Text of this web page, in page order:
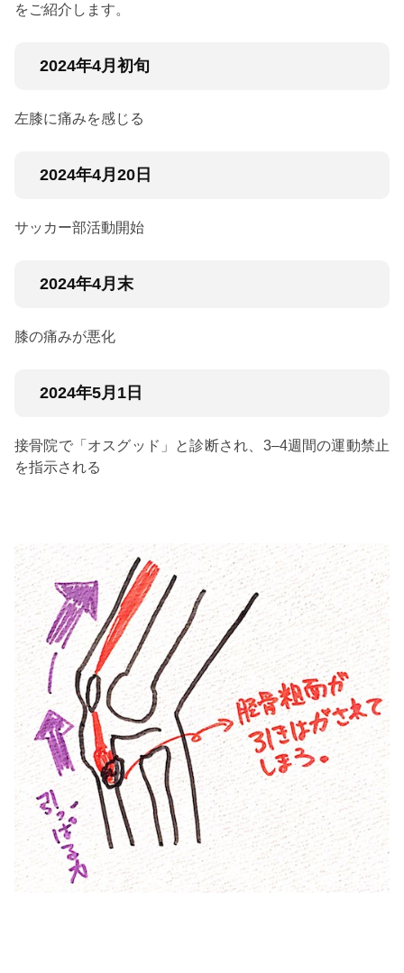
をご紹介します。
2024年4月初旬
左膝に痛みを感じる
2024年4月20日
サッカー部活動開始
2024年4月末
膝の痛みが悪化
2024年5月1日
接骨院で「オスグッド」と診断され、3–4週間の運動禁止
を指示される